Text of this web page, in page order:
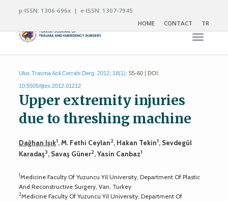
p-ISSN: 1306-696x | e-ISSN: 1307-7945
HOME
CONTACT TR
Toggle
Ulus Travma Acil Cerrahi Derg. 2012; 18(1): 55-60 | DOI:
10.5505/tjtes.2012.01212
Upper extremity injuries
due to threshing machine
Dağhan Işık1, M. Fethi Ceylan2, Hakan Tekin1, Sevdegül
Karadaş3, Savaş Güner2, Yasin Canbaz1
1Medicine Faculty Of Yuzuncu Yil University, Department Of Plastic
And Reconstructive Surgery, Van, Turkey
2Medicine Faculty Of Yuzuncu Yil University, Department Of